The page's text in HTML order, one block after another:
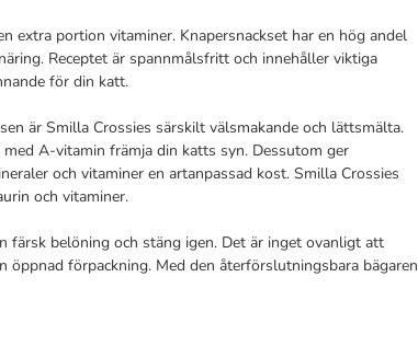
extra portion vitaminer. Knapersnackset har en hög andel
Receptet är spannmålsfritt och innehåller viktiga
för din katt.
är Smilla Crossies särskilt välsmakande och lättsmälta.
A-vitamin främja din katts syn. Dessutom ger
och vitaminer en artanpassad kost. Smilla Crossies
och vitaminer.
färsk belöning och stäng igen. Det är inget ovanligt att
förpackning. Med den återförslutningsbara bägaren